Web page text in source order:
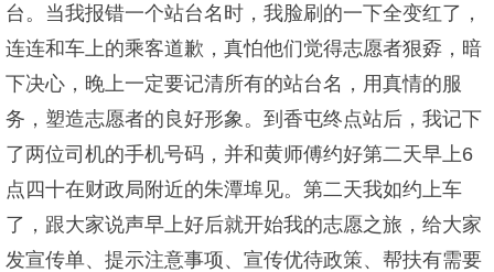
台。当我报错一个站台名时，我脸刷的一下全变红了，
连连和车上的乘客道歉，真怕他们觉得志愿者狠孬，暗
下决心，晚上一定要记清所有的站台名，用真情的服
务，塑造志愿者的良好形象。到香屯终点站后，我记下
了两位司机的手机号码，并和黄师傅约好第二天早上6
点四十在财政局附近的朱潭埠见。第二天我如约上车
了，跟大家说声早上好后就开始我的志愿之旅，给大家
发宣传单、提示注意事项、宣传优待政策、帮扶有需要